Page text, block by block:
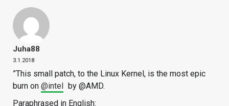
Juha88
3.1.2018
”This small patch, to the Linux Kernel, is the most epic
burn on @intel by @AMD.
Paraphrased in English: